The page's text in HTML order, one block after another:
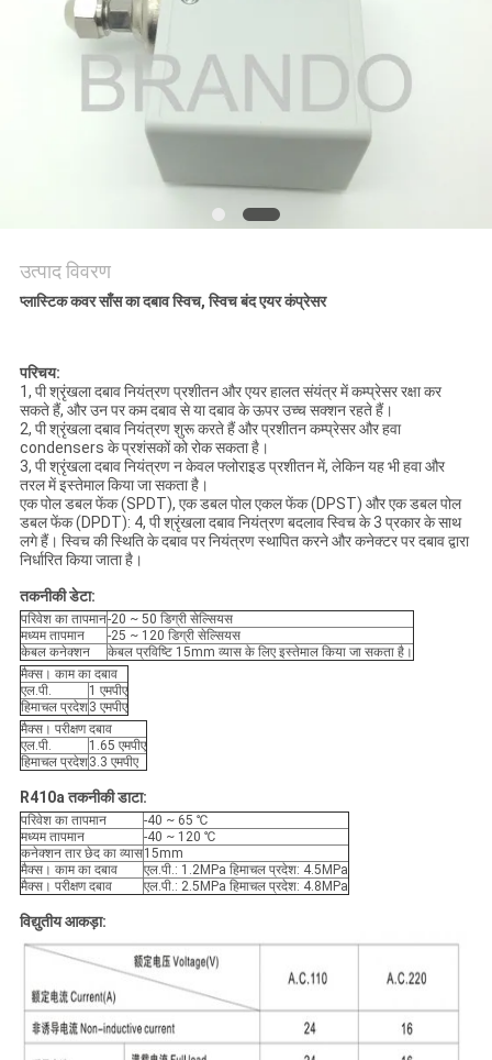
NEWS
साइटमैप
उत्पाद विवरण
प्लास्टिक कवर साँस का दबाव स्विच, स्विच बंद एयर कंप्रेसर
परिचय:
1, पी श्रृंखला दबाव नियंत्रण प्रशीतन और एयर हालत संयंत्र में कम्प्रेसर रक्षा कर
सकते हैं, और उन पर कम दबाव से या दबाव के ऊपर उच्च सक्शन रहते हैं।
2, पी श्रृंखला दबाव नियंत्रण शुरू करते हैं और प्रशीतन कम्प्रेसर और हवा
condensers के प्रशंसकों को रोक सकता है।
3, पी श्रृंखला दबाव नियंत्रण न केवल फ्लोराइड प्रशीतन में, लेकिन यह भी हवा और
तरल में इस्तेमाल किया जा सकता है।
एक पोल डबल फेंक (SPDT), एक डबल पोल एकल फेंक (DPST) और एक डबल पोल
डबल फेंक (DPDT): 4, पी श्रृंखला दबाव नियंत्रण बदलाव स्विच के 3 प्रकार के साथ
लगे हैं। स्विच की स्थिति के दबाव पर नियंत्रण स्थापित करने और कनेक्टर पर दबाव द्वारा
निर्धारित किया जाता है।
तकनीकी डेटा:
परिवेश का तापमान-20 ~ 50 डिग्री सेल्सियस
मध्यम तापमान
-25 ~ 120 डिग्री सेल्सियस
केबल कनेक्शन
केबल प्रविष्टि 15mm व्यास के लिए इस्तेमाल किया जा सकता है।
मैक्स। काम का दबाव
एल.पी.
1 एमपीए
हिमाचल प्रदेश3 एमपीए
मैक्स। परीक्षण दबाव
एल.पी.
1.65 एमपीए
हिमाचल प्रदेश3.3 एमपीए
R410a तकनीकी डाटा:
परिवेश का तापमान
-40 ~ 65 ℃
मध्यम तापमान
-40 ~ 120 ℃
कनेक्शन तार छेद का व्यास15mm
मैक्स। काम का दबाव
एल.पी.: 1.2MPa हिमाचल प्रदेश: 4.5MPa
मैक्स। परीक्षण दबाव
एल.पी.: 2.5MPa हिमाचल प्रदेश: 4.8MPa
विद्युतीय आकड़ा: